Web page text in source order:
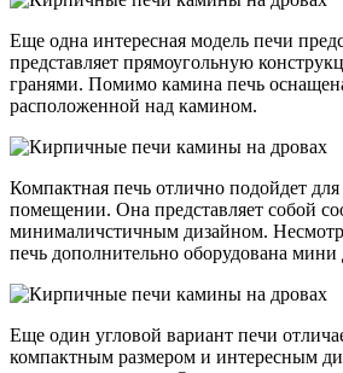
Еще одна интересная модель печи
представляет прямоугольную
гранями. Помимо камина печь
расположенной над камином.
Компактная печь отлично подойдет
помещении. Она представляет собой
минималичстичным дизайном.
печь дополнительно оборудована мини
Еще один угловой вариант печи
компактным размером и интересным